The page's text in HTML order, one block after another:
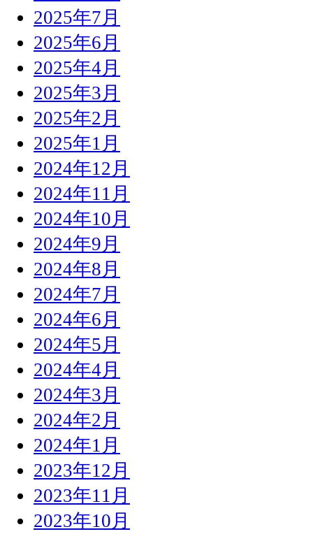
2025年7月
2025年6月
2025年4月
2025年3月
2025年2月
2025年1月
2024年12月
2024年11月
2024年10月
2024年9月
2024年8月
2024年7月
2024年6月
2024年5月
2024年4月
2024年3月
2024年2月
2024年1月
2023年12月
2023年11月
2023年10月